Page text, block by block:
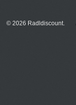
© 2026 Radldiscount